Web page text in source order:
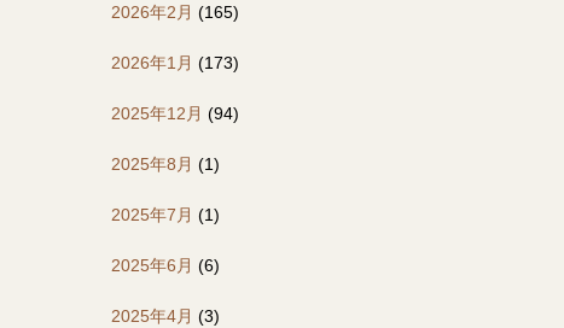
2026年2月 (165)
2026年1月 (173)
2025年12月 (94)
2025年8月 (1)
2025年7月 (1)
2025年6月 (6)
2025年4月 (3)